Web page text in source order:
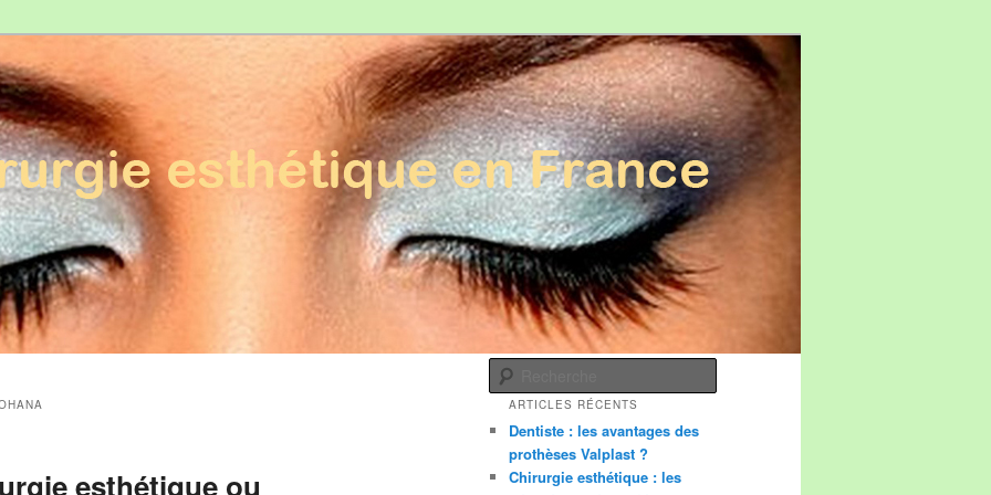
en France
esthétique ou
ARTICLES RÉCENTS
Dentiste : les avantages des
prothèses Valplast ?
Chirurgie esthétique : les